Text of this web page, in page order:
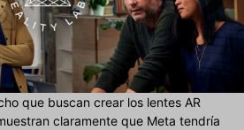
que buscan crear los lentes AR
claramente que Meta tendría